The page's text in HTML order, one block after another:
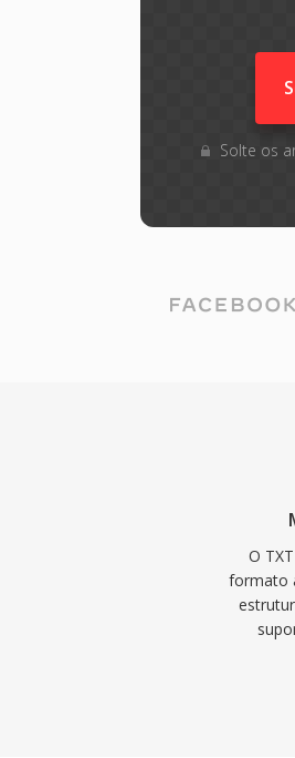
Solte os
O
formato